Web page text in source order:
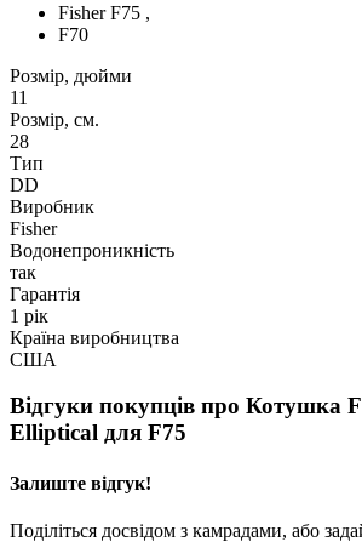
Fisher F75 ,
F70
Розмір, дюйми
11
Розмір, см.
28
Тип
DD
Виробник
Fisher
Водонепроникність
так
Гарантія
1 рік
Країна виробництва
США
Відгуки покупців про Котушка
Elliptical для F75
Залиште відгук!
Поділіться досвідом з камрадами, або